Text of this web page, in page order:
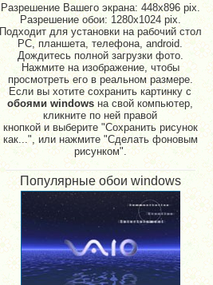
Разрешение Вашего экрана: 448x896 pix.
Разрешение обои: 1280x1024 pix.
Подходит для установки на рабочий стол
PC, планшета, телефона, android.
Дождитесь полной загрузки фото.
Нажмите на изображение, чтобы
просмотреть его в реальном размере.
Если вы хотите сохранить картинку с
обоями windowsна свой компьютер,
кликните по ней правой
кнопкой и выберите "Сохранить рисунок
как...", или нажмите "Сделать фоновым
рисунком".
Популярные обои windows